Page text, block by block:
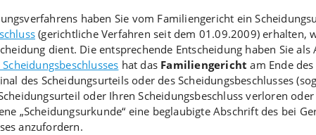
haben Sie vom Familiengericht ein
(gerichtliche Verfahren seit dem 01.09.2009) erhalten,
dient. Die entsprechende Entscheidung haben Sie
hat das Familiengericht am Ende
des Scheidungsurteils oder des Scheidungsbeschlusses
oder Ihren Scheidungsbeschluss verloren
„Scheidungsurkunde“ eine beglaubigte Abschrift des bei
anzufordern.